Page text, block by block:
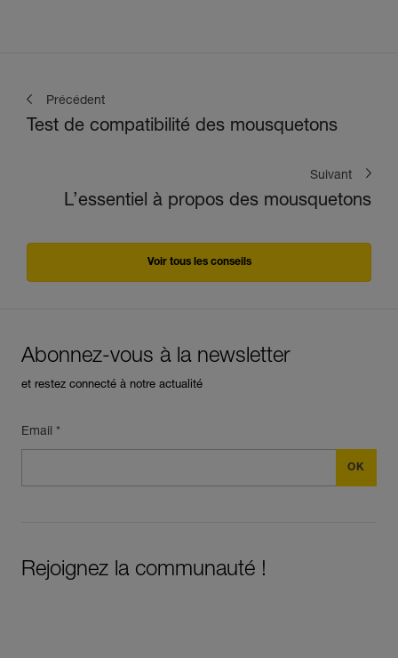
Précédent
Test de compatibilité des mousquetons
Suivant
L’essentiel à propos des mousquetons
Voir tous les conseils
Abonnez-vous à la newsletter
et restez connecté à notre actualité
Email *
Rejoignez la communauté !